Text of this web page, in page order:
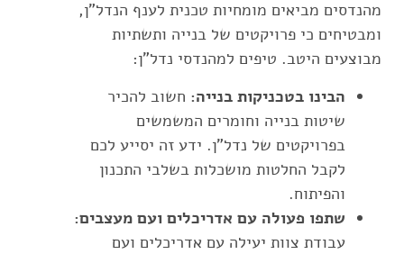
מהנדסים מביאים מומחיות טכנית לענף הנדל"ן,
ומבטיחים כי פרויקטים של בנייה ותשתיות
מבוצעים היטב. טיפים למהנדסי נדל"ן:
הבינו בטכניקות בנייה: חשוב להכיר
שיטות בנייה וחומרים המשמשים
בפרויקטים של נדל"ן. ידע זה יסייע לכם
לקבל החלטות מושכלות בשלבי התכנון
והפיתוח.
שתפו פעולה עם אדריכלים ועם מעצבים:
עבודת צוות יעילה עם אדריכלים ועם